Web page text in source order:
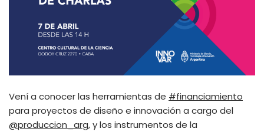
Vení a conocer las herramientas de #financiamiento
para proyectos de diseño e innovación a cargo del
@produccion_arg, y los instrumentos de la